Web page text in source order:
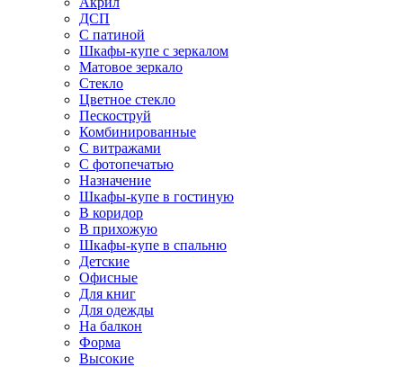
ДСП
С патиной
Шкафы-купе с зеркалом
Матовое зеркало
Стекло
Цветное стекло
Пескоструй
Комбинированные
С витражами
С фотопечатью
Назначение
Шкафы-купе в гостиную
В коридор
В прихожую
Шкафы-купе в спальню
Детские
Офисные
Для книг
Для одежды
На балкон
Форма
Высокие